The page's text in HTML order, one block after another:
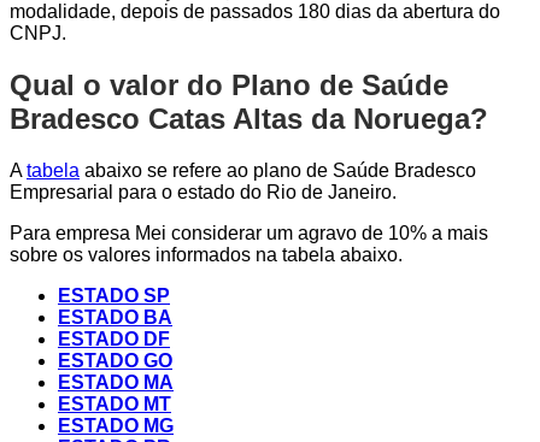
modalidade, depois de passados 180 dias da abertura do
CNPJ.
Qual o valor do Plano de Saúde
Bradesco Catas Altas da Noruega?
Atabela abaixo se refere ao plano de Saúde Bradesco
Empresarial para o estado do Rio de Janeiro.
Para empresa Mei considerar um agravo de 10% a mais
sobre os valores informados na tabela abaixo.
ESTADO SP
ESTADO BA
ESTADO DF
ESTADO GO
ESTADO MA
ESTADO MT
ESTADO MG